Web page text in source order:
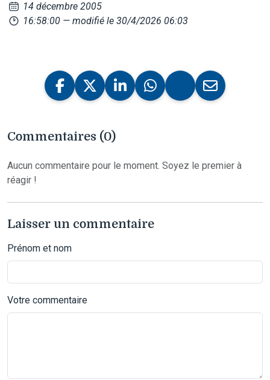
14 décembre 2005
16:58:00 — modifié le 30/4/2026 06:03
Commentaires (0)
Aucun commentaire pour le moment. Soyez le premier à
réagir !
Laisser un commentaire
Prénom et nom
Votre commentaire